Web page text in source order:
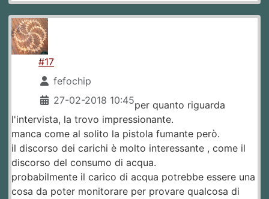
#17
fefochip
27-02-2018 10:45per quanto riguarda
l'intervista, la trovo impressionante.
manca come al solito la pistola fumante però.
il discorso dei carichi è molto interessante , come il
discorso del consumo di acqua.
probabilmente il carico di acqua potrebbe essere una
cosa da poter monitorare per provare qualcosa di